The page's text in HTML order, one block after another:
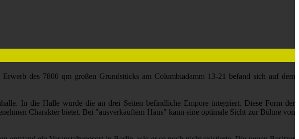
des 7800 qm großen Grundstücks am Columbiadamm 13-21 befand sich auf dem
In die Halle wurde die an drei Seiten befindliche Empore integriert. Diese Form der
Charakter bietet. Bei "ausverkauftem Haus" kann eine optimale Sicht zur Bühne von